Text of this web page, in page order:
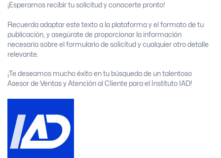
¡Esperamos recibir tu solicitud y conocerte pronto!
Recuerda adaptar este texto a la plataforma y el formato de tu
publicación, y asegúrate de proporcionar la información
necesaria sobre el formulario de solicitud y cualquier otro detalle
relevante.
¡Te deseamos mucho éxito en tu búsqueda de un talentoso
Asesor de Ventas y Atención al Cliente para el Instituto IAD!